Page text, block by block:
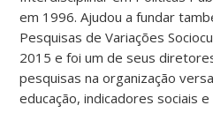
em 1996. Ajudou a fundar
Pesquisas de Variações
2015 e foi um de seus
pesquisas na organização
educação, indicadores sociais